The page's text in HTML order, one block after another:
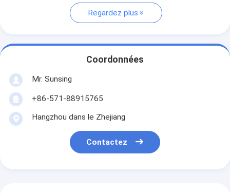
Regardez plus
Coordonnées
Mr. Sunsing
+86-571-88915765
Hangzhou dans le Zhejiang
Contactez